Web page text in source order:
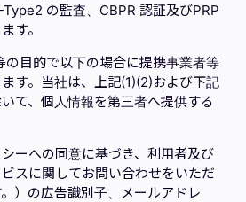
の監査、CBPR 認証及びPRP
す。
目的で以下の場合に提携事業者等
す。当社は、上記(1)(2)および下記
て、個人情報を第三者へ提供する
ーへの同意に基づき、利用者及び
スに関してお問い合わせをいただ
）の広告識別子、メールアドレ